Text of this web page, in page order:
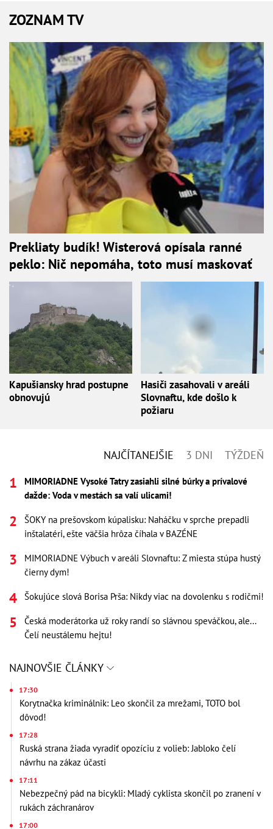
ZOZNAM TV
Prekliaty budík! Wisterová opísala ranné
peklo: Nič nepomáha, toto musí maskovať
Kapušiansky hrad postupne
obnovujú
Hasiči zasahovali v areáli
Slovnaftu, kde došlo k
požiaru
NAJČÍTANEJŠIE 3 DNI TÝŽDEŇ
MIMORIADNE Vysoké Tatry zasiahli silné búrky a prívalové
dažde: Voda v mestách sa valí ulicami!
ŠOKY na prešovskom kúpalisku: Naháčku v sprche prepadli
inštalatéri, ešte väčšia hrôza číhala v BAZÉNE
MIMORIADNE Výbuch v areáli Slovnaftu: Z miesta stúpa hustý
čierny dym!
Šokujúce slová Borisa Prša: Nikdy viac na dovolenku s rodičmi!
Česká moderátorka už roky randí so slávnou speváčkou, ale...
Čelí neustálemu hejtu!
NAJNOVŠIE ČLÁNKY
17:30
Korytnačka kriminálnik: Leo skončil za mrežami, TOTO bol
dôvod!
17:28
Ruská strana žiada vyradiť opozíciu z volieb: Jabloko čelí
návrhu na zákaz účasti
17:11
Nebezpečný pád na bicykli: Mladý cyklista skončil po zranení v
rukách záchranárov
17:00